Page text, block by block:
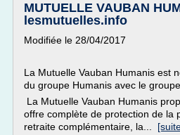
MUTUELLE VAUBAN
lesmutuelles.info
Modifiée le 28/04/2017
La Mutuelle Vauban Humanis est
du groupe Humanis avec le
La Mutuelle Vauban Humanis
offre complète de protection de la
retraite complémentaire, la...